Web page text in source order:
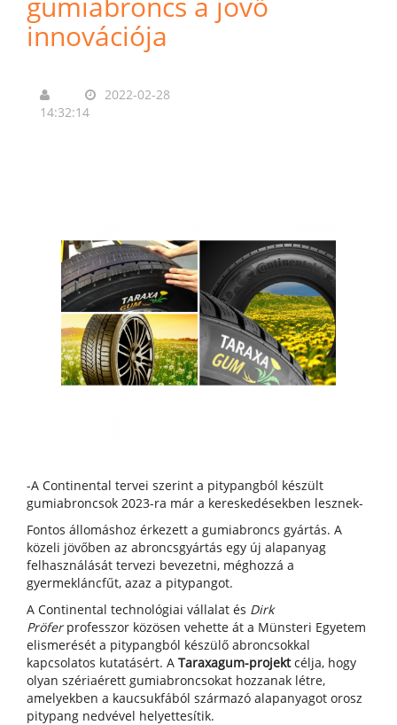
innovációja
2022-02-28
14:32:14
-A Continental tervei szerint a pitypangból készült
gumiabroncsok 2023-ra már a kereskedésekben lesznek-
Fontos állomáshoz érkezett a gumiabroncs gyártás. A
közeli jövőben az abroncsgyártás egy új alapanyag
felhasználását tervezi bevezetni, méghozzá a
gyermekláncfűt, azaz a pitypangot.
A Continental technológiai vállalat és Dirk
Pröferprofesszor közösen vehette át a Münsteri Egyetem
elismerését a pitypangból készülő abroncsokkal
kapcsolatos kutatásért. A Taraxagum-projektcélja, hogy
olyan szériaérett gumiabroncsokat hozzanak létre,
amelyekben a kaucsukfából származó alapanyagot orosz
pitypang nedvével helyettesítik.